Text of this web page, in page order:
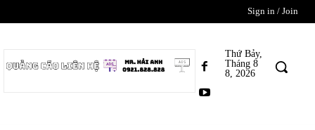
Sign in / Join
Thứ Bảy,
Tháng 8
8, 2026